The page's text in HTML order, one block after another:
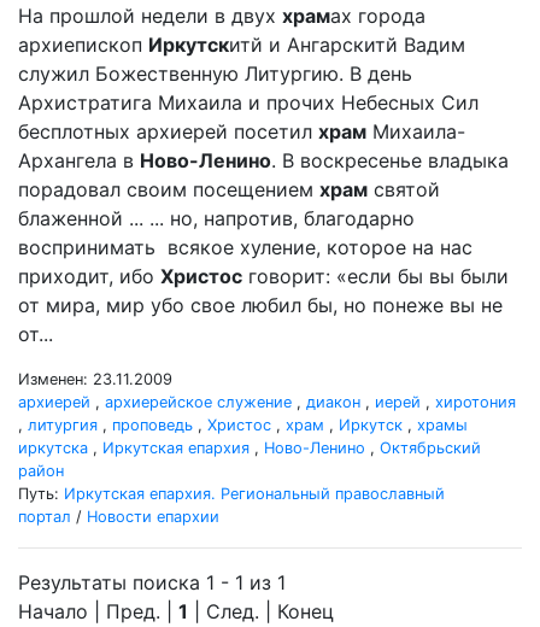
На прошлой недели в двух храмах города
архиепископ Иркутскитй и Ангарскитй Вадим
служил Божественную Литургию. В день
Архистратига Михаила и прочих Небесных Сил
бесплотных архиерей посетил храм Михаила-
Архангела в Ново-Ленино. В воскресенье владыка
порадовал своим посещением храм святой
блаженной ... ... но, напротив, благодарно
воспринимать всякое хуление, которое на нас
приходит, ибо Христос говорит: «если бы вы были
от мира, мир убо свое любил бы, но понеже вы не
от...
Изменен: 23.11.2009
архиерей , архиерейское служение , диакон , иерей , хиротония
, литургия , проповедь , Христос , храм , Иркутск , храмы
иркутска , Иркутская епархия , Ново-Ленино , Октябрьский
район
Путь: Иркутская епархия. Региональный православный
портал / Новости епархии
Результаты поиска 1 - 1 из 1
Начало | Пред. | 1 | След. | Конец